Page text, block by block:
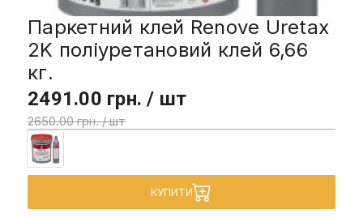
Паркетний клей Renove Uretax
2K поліуретановий клей 6,66
кг.
2491.00 грн. / шт
2650.00 грн. / шт
КУПИТИ